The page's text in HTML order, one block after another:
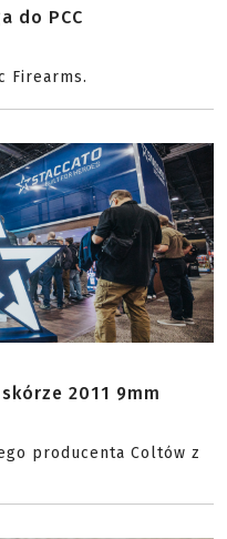
do PCC
Firearms.
2011 9mm
producenta Coltów z